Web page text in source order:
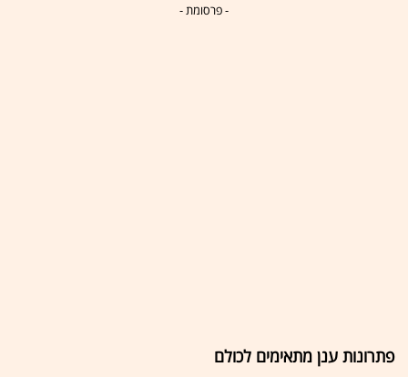
- פרסומת -
פתרונות ענן מתאימים לכולם